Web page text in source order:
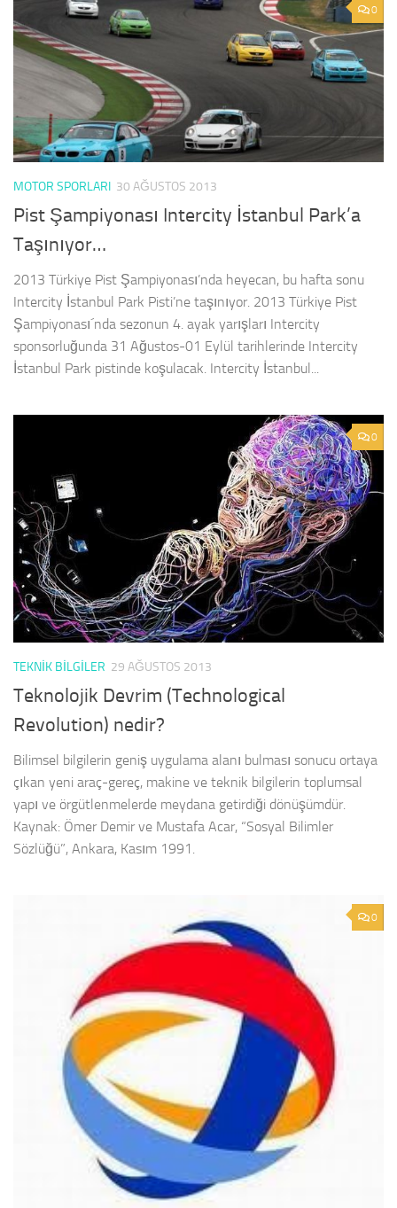
0
MOTOR SPORLARI 30 AĞUSTOS 2013
Pist Şampiyonası Intercity İstanbul Park’a
Taşınıyor…
2013 Türkiye Pist Şampiyonası’nda heyecan, bu hafta sonu
Intercity İstanbul Park Pisti’ne taşınıyor. 2013 Türkiye Pist
Şampiyonası´nda sezonun 4. ayak yarışları Intercity
sponsorluğunda 31 Ağustos-01 Eylül tarihlerinde Intercity
İstanbul Park pistinde koşulacak. Intercity İstanbul...
0
TEKNIK BILGILER 29 AĞUSTOS 2013
Teknolojik Devrim (Technological
Revolution) nedir?
Bi­limsel bilgilerin geniş uygulama alanı bulması sonucu ortaya
çıkan yeni araç-gereç, makine ve teknik bilgilerin toplumsal
yapı ve örgütlenmelerde meydana getirdiği dönüşümdür.
Kaynak: Ömer Demir ve Mustafa Acar, “Sosyal Bilimler
Sözlüğü”, Ankara, Kasım 1991.
0